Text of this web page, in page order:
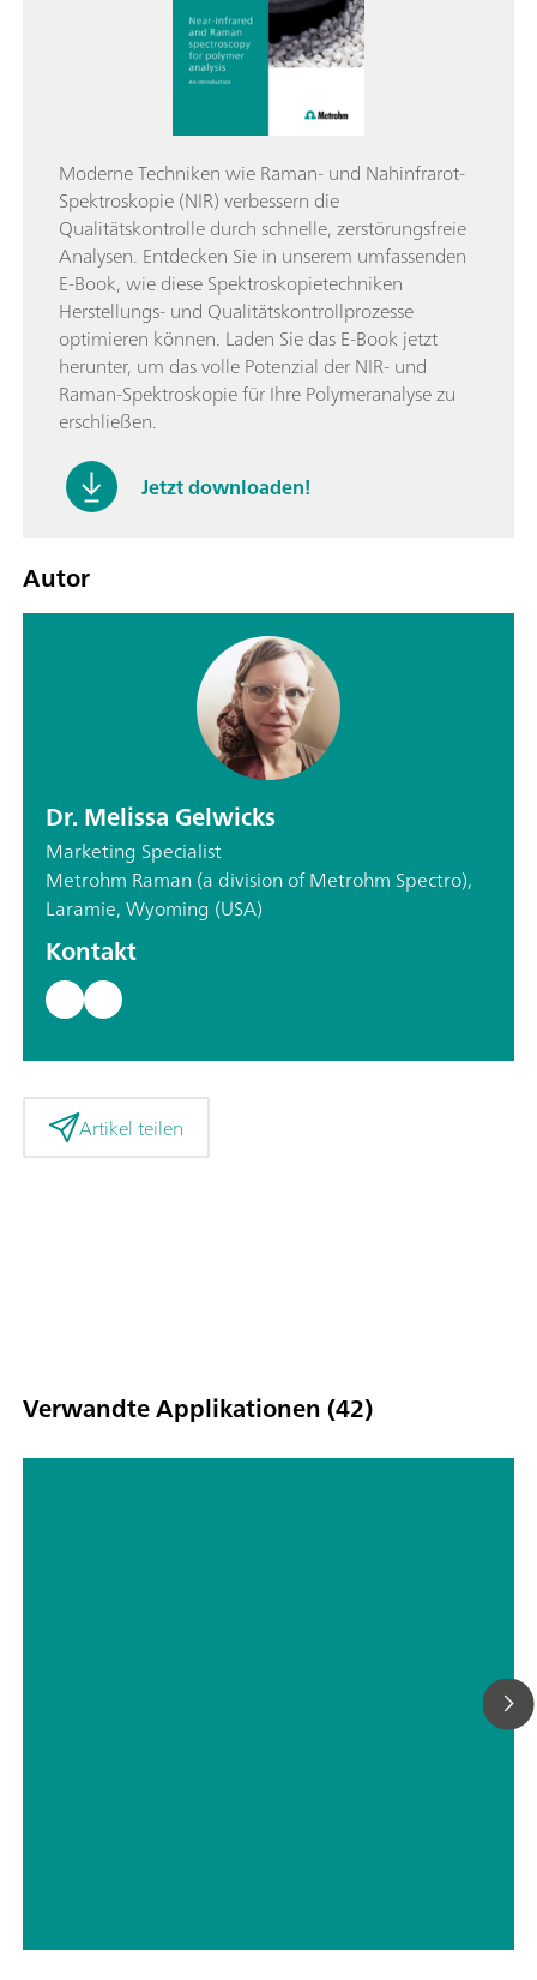
Moderne Techniken wie Raman- und Nahinfrarot-
Spektroskopie (NIR) verbessern die
Qualitätskontrolle durch schnelle, zerstörungsfreie
Analysen. Entdecken Sie in unserem umfassenden
E-Book, wie diese Spektroskopietechniken
Herstellungs- und Qualitätskontrollprozesse
optimieren können. Laden Sie das E-Book jetzt
herunter, um das volle Potenzial der NIR- und
Raman-Spektroskopie für Ihre Polymeranalyse zu
erschließen.
Jetzt downloaden!
Autor
Dr. Melissa Gelwicks
Marketing Specialist
Metrohm Raman (a division of Metrohm Spectro),
Laramie, Wyoming (USA)
Kontakt
Artikel teilen
Verwandte Applikationen (42)